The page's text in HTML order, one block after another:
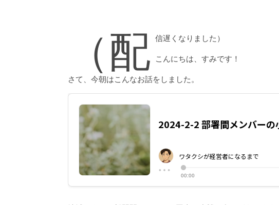
（配 信遅くなりました）
こんにちは、すみです！
さて、今朝はこんなお話をしました。